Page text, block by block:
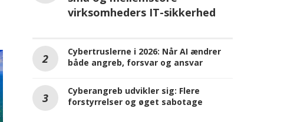
virksomheders IT-sikkerhed
Cybertruslerne i 2026: Når AI ændrer
både angreb, forsvar og ansvar
Cyberangreb udvikler sig: Flere
forstyrrelser og øget sabotage